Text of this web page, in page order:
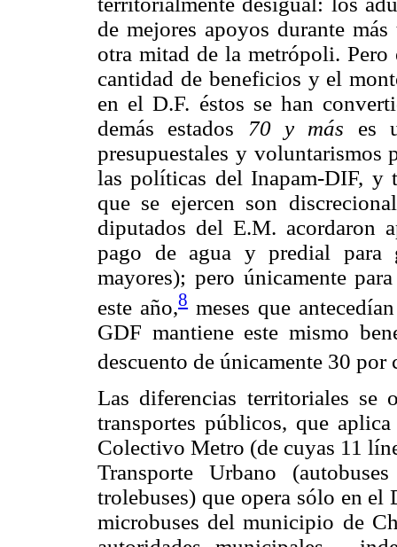
de mejores apoyos durante
otra mitad de la metrópoli.
cantidad de beneficios y el
en el D.F. éstos se han
demás estados 70 y más es
presupuestales y
las políticas del Inapam-DIF, y
que se ejercen son
diputados del E.M. acordaron
pago de agua y predial para
mayores); pero únicamente
este año,8meses que
GDF mantiene este mismo
descuento de únicamente 30 por
Las diferencias territoriales se
transportes públicos, que
Colectivo Metro (de cuyas 11
Transporte Urbano
trolebuses) que opera sólo en el
microbuses del municipio de